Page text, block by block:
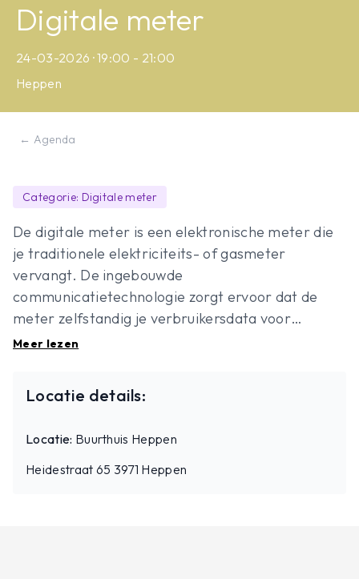
Digitale meter
24-03-2026 · 19:00 - 21:00
Heppen
← Agenda
Categorie: Digitale meter
De digitale meter is een elektronische meter die
je traditionele elektriciteits- of gasmeter
vervangt. De ingebouwde
communicatietechnologie zorgt ervoor dat de
meter zelfstandig je verbruikersdata voor
elektriciteit of gas kan verzenden en ontvangen.
MijnFluvius? Je leert het allemaal in deze
Meer lezen
Locatie details:
Locatie: Buurthuis Heppen
Heidestraat 65 3971 Heppen